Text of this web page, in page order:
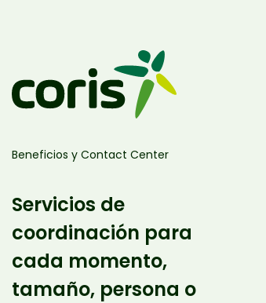
Beneficios y Contact Center
Servicios de
coordinación para
cada momento,
tamaño, persona o